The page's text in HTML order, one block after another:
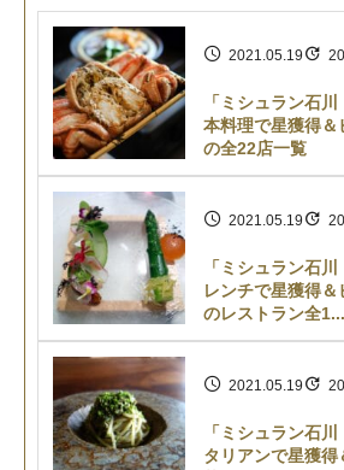
2021.05.19
「ミシュラン石
本料理で星獲得＆
の全22店一覧
2021.05.19
「ミシュラン石
レンチで星獲得
のレストラン全1...
2021.05.19
「ミシュラン石
タリアンで星獲